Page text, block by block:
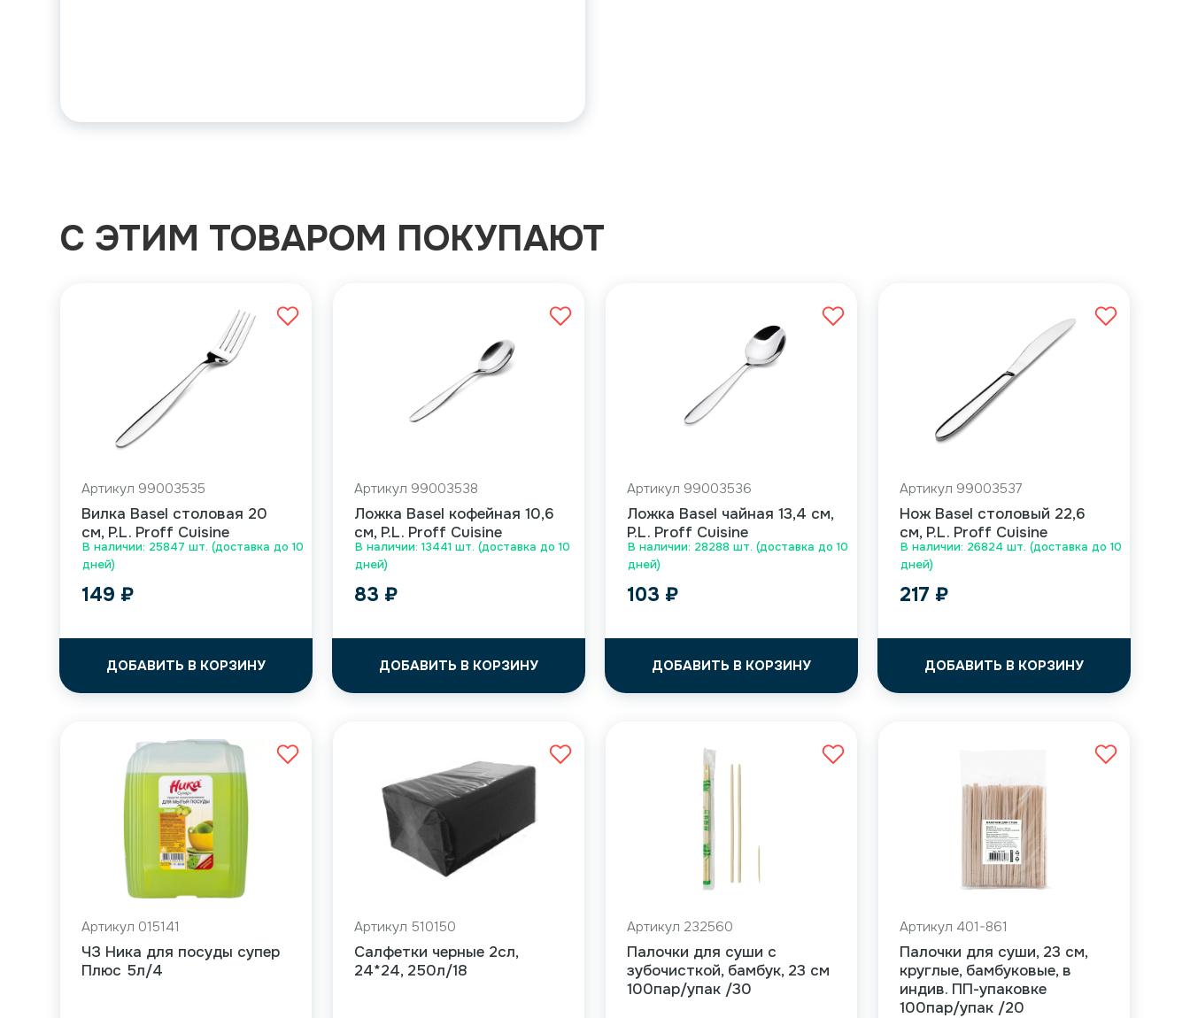
С ЭТИМ ТОВАРОМ ПОКУПАЮТ
В наличии: 25847 шт. (доставка до 10
дней)
Артикул 99003535
Вилка Basel столовая 20
см, P.L. Proff Cuisine
149 ₽
ДОБАВИТЬ В КОРЗИНУ
В наличии: 13441 шт. (доставка до 10
дней)
Артикул 99003538
Ложка Basel кофейная 10,6
см, P.L. Proff Cuisine
83 ₽
ДОБАВИТЬ В КОРЗИНУ
В наличии: 28288 шт. (доставка до 10
дней)
Артикул 99003536
Ложка Basel чайная 13,4 см,
P.L. Proff Cuisine
103 ₽
ДОБАВИТЬ В КОРЗИНУ
В наличии: 26824 шт. (доставка до 10
дней)
Артикул 99003537
Нож Basel столовый 22,6
см, P.L. Proff Cuisine
217 ₽
ДОБАВИТЬ В КОРЗИНУ
Артикул 015141
ЧЗ Ника для посуды супер
Плюс 5л/4
Артикул 510150
Салфетки черные 2сл,
24*24, 250л/18
Артикул 232560
Палочки для суши с
зубочисткой, бамбук, 23 см
100пар/упак /30
Артикул 401-861
Палочки для суши, 23 см,
круглые, бамбуковые, в
индив. ПП-упаковке
100пар/упак /20